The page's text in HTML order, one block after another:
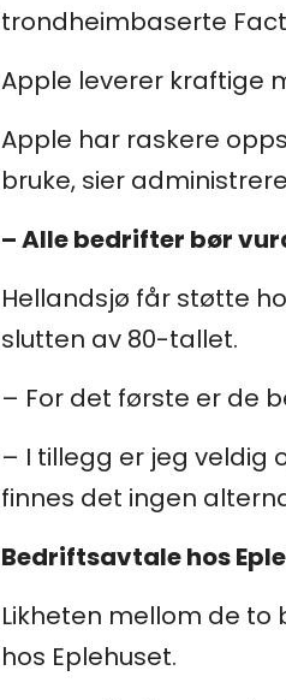
trondheimbaserte
Apple leverer kraftige
Apple har raskere
bruke, sier
– Alle bedrifter bør
Hellandsjø får støtte
slutten av 80-tallet.
– For det første er de
– I tillegg er jeg veldig
finnes det ingen
Bedriftsavtale hos
Likheten mellom de
hos Eplehuset.